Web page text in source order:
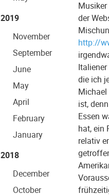
2019
November
September
June
May
April
February
January
2018
December
October
der
http://
die ich
ist,
Essen
hat, ein
relativ